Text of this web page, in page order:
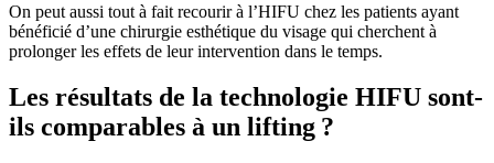
On peut aussi tout à fait recourir à l’HIFU chez les patients ayant
bénéficié d’une chirurgie esthétique du visage qui cherchent à
prolonger les effets de leur intervention dans le temps.
Les résultats de la technologie HIFU sont-
ils comparables à un lifting ?